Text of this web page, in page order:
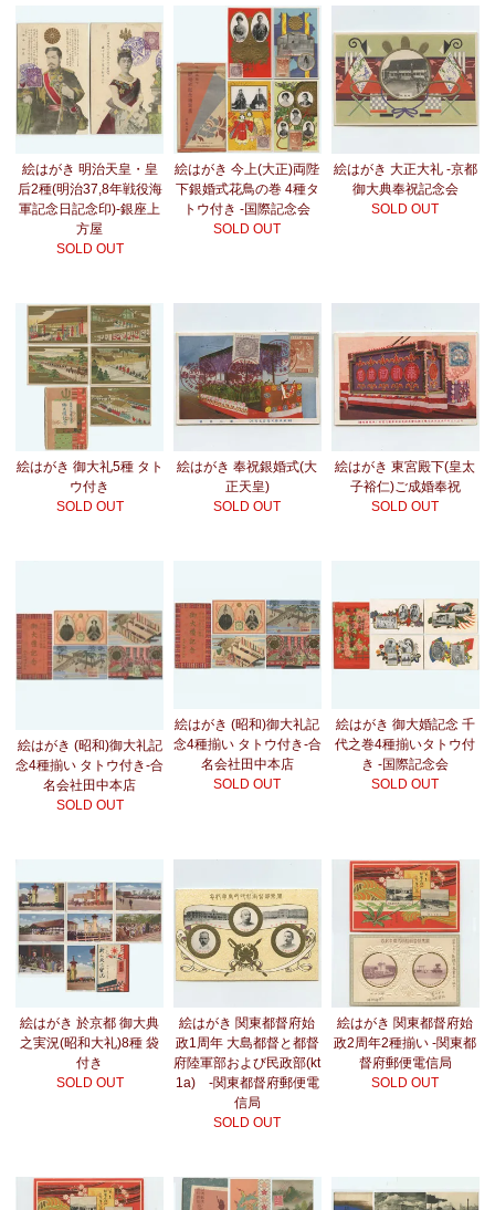
絵はがき 明治天皇・皇
后2種(明治37,8年戦役海
軍記念日記念印)-銀座上
方屋
SOLD OUT
絵はがき 今上(大正)両陛
下銀婚式花鳥の巻 4種タ
トウ付き -国際記念会
SOLD OUT
絵はがき 大正大礼 -京都
御大典奉祝記念会
SOLD OUT
絵はがき 御大礼5種 タト
ウ付き
SOLD OUT
絵はがき 奉祝銀婚式(大
正天皇)
SOLD OUT
絵はがき 東宮殿下(皇太
子裕仁)ご成婚奉祝
SOLD OUT
絵はがき (昭和)御大礼記
念4種揃い タトウ付き-合
名会社田中本店
SOLD OUT
絵はがき (昭和)御大礼記
念4種揃い タトウ付き-合
名会社田中本店
SOLD OUT
絵はがき 御大婚記念 千
代之巻4種揃いタトウ付
き -国際記念会
SOLD OUT
絵はがき 於京都 御大典
之実況(昭和大礼)8種 袋
付き
SOLD OUT
絵はがき 関東都督府始
政1周年 大島都督と都督
府陸軍部および民政部(kt
1a) -関東都督府郵便電
信局
SOLD OUT
絵はがき 関東都督府始
政2周年2種揃い -関東都
督府郵便電信局
SOLD OUT